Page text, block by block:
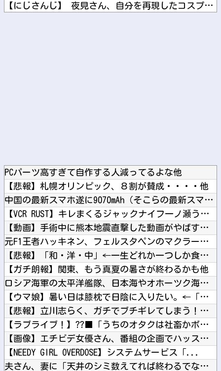
【にじさんじ】 夜見さん、自分を再現したコスプレに興奮【コス...
PCパーツ高すぎて自作する人減ってるよな他
【悲報】札幌オリンピック、８割が賛成・・・・他
中国の最新スマホ遂に9070mAh（そこらの最新スマホの約2...
【VCR RUST】キレまくるジャックナイフ一ノ瀬うるはｗｗ...
【動画】手術中に熊本地震直撃した動画がやばすぎると話題に・・...
元F1王者ハッキネン、フェルスタペンのマクラーレン加入の噂に...
【悲報】「和・洋・中」←一生どれか一つしか食えないとしたら？...
【ガチ朗報】関東、もう真夏の暑さが終わるかも他
ロシア海軍の太平洋艦隊、日本海やオホーツク海で軍事演習開始…...
【ウマ娘】暑い日は膝枕で日陰に入りたい。←「絶対に離れたくな...
【悲報】立川志らく、ガチでブチギレてしまう！！！！！！他
【ラブライブ！】??‍⬛「うちのオタクは社畜かボンボン」（世...
【画像】エチビデ女優さん、番組の企画でハッスルしすぎてしまう...
【NEEDY GIRL OVERDOSE】システムサービス「...
夫さん、妻に「天井のシミ数えてれば終わるでな」と押し倒されて...